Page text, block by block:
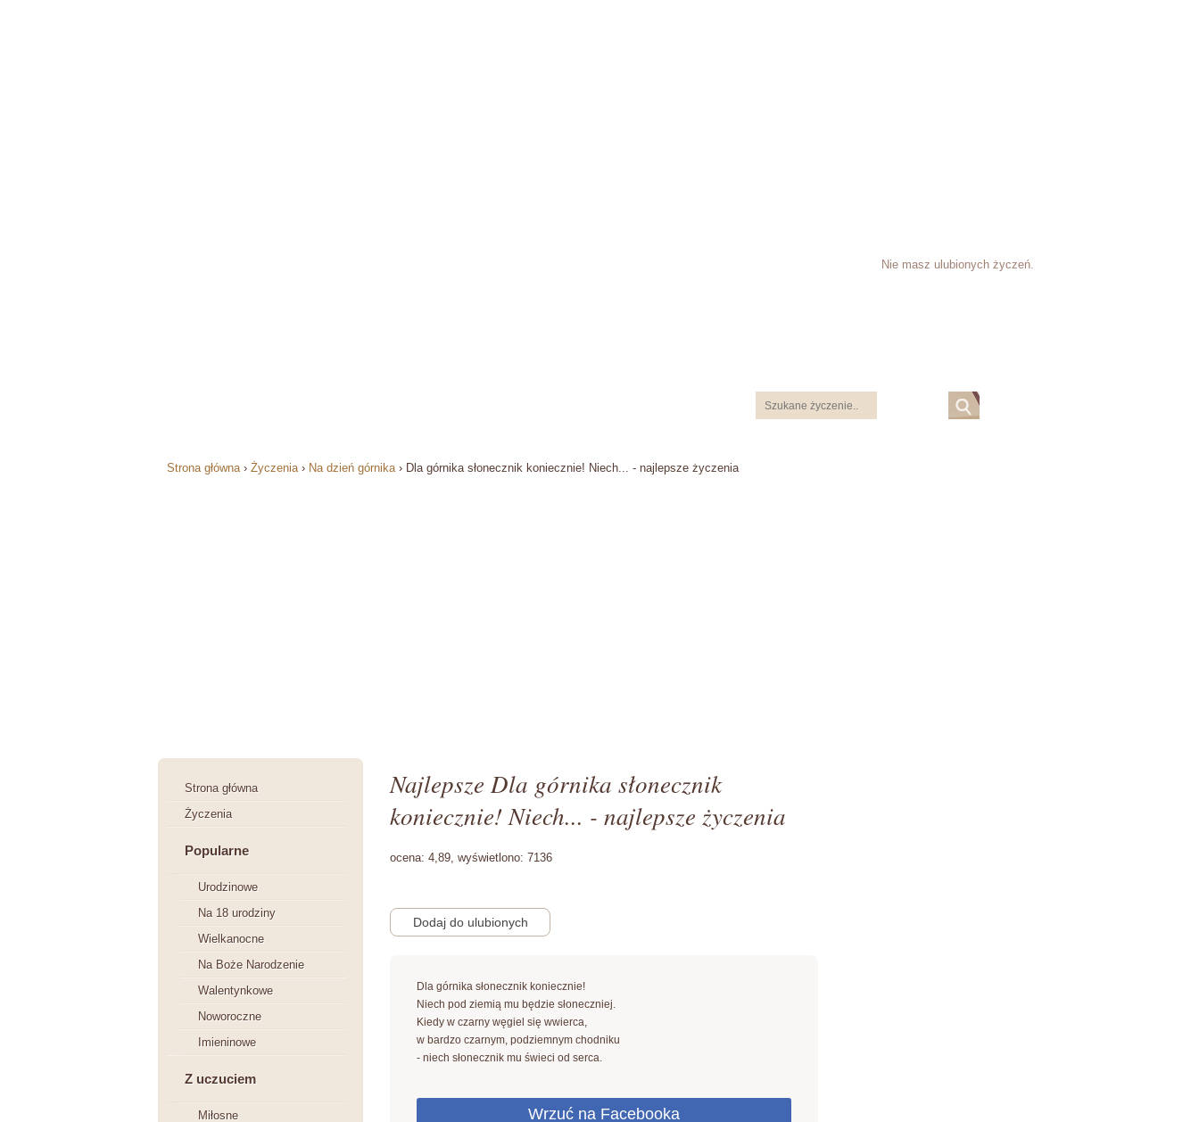
Nie masz ulubionych życzeń.
Strona główna › Życzenia › Na dzień górnika › Dla górnika słonecznik koniecznie! Niech... - najlepsze życzenia
Strona główna
Życzenia
Popularne
Urodzinowe
Na 18 urodziny
Wielkanocne
Na Boże Narodzenie
Walentynkowe
Noworoczne
Imieninowe
Z uczuciem
Miłosne
Najlepsze Dla górnika słonecznik
koniecznie! Niech... - najlepsze życzenia
ocena: 4,89, wyświetlono: 7136
Dla górnika słonecznik koniecznie!
Niech pod ziemią mu będzie słoneczniej.
Kiedy w czarny węgiel się wwierca,
w bardzo czarnym, podziemnym chodniku
- niech słonecznik mu świeci od serca.